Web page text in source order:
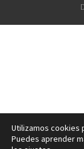
Utilizamos cookies
Puedes aprender